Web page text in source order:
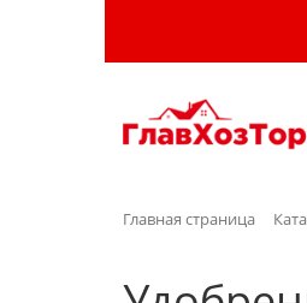
Главная страница